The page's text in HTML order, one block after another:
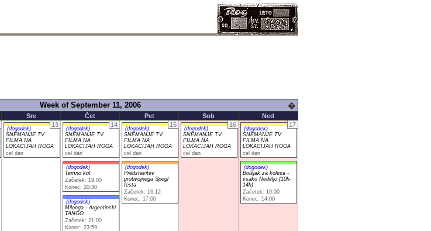
Week of September 11, 2006 �
Sre Čet Pet Sob
Ned
13
(dogodek)
SNEMANJE TV
FILMA NA
LOKACIJAH ROGA
cel dan
14
(dogodek)
SNEMANJE TV
FILMA NA
LOKACIJAH ROGA
cel dan
(dogodek)
Temno kot
Začetek: 19:00
Konec: 20:30
(dogodek)
Milonga - Argentinski
TANGO
Začetek: 21:00
Konec: 23:59
15
(dogodek)
SNEMANJE TV
FILMA NA
LOKACIJAH ROGA
cel dan
(dogodek)
Predstavitev
protivojnega Spegl
festa
Začetek: 16:12
Konec: 17:00
16
(dogodek)
SNEMANJE TV
FILMA NA
LOKACIJAH ROGA
cel dan
17
(dogodek)
SNEMANJE TV
FILMA NA
LOKACIJAH ROGA
cel dan
(dogodek)
Bolšjak za kolesa -
vsako Nedeljo (10h-
14h)
Začetek: 10:00
Konec: 14:00